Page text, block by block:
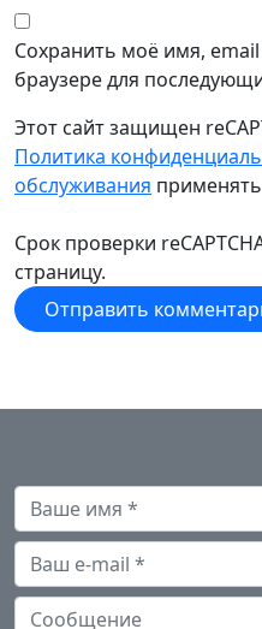
Сохранить моё имя, email
браузере для
Этот сайт защищен
Политика
обслуживания
Срок проверки
страницу.